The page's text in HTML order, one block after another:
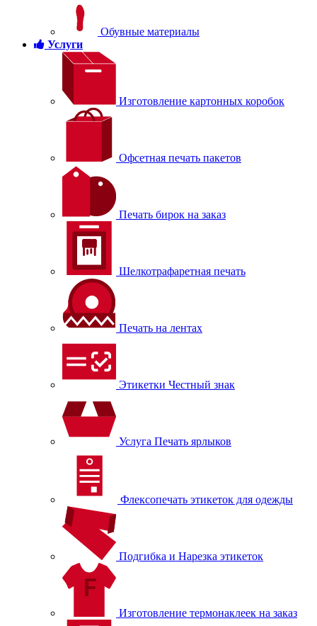
Обувные материалы
Услуги
Изготовление картонных коробок
Офсетная печать пакетов
Печать бирок на заказ
Шелкотрафаретная печать
Печать на лентах
Этикетки Честный знак
Услуга Печать ярлыков
Флексопечать этикеток для одежды
Подгибка и Нарезка этикеток
Изготовление термонаклеек на заказ